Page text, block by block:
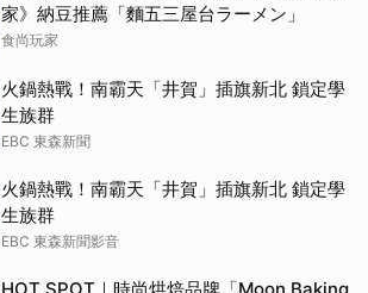
家》納豆推薦「麵五三屋台ラーメン」
食尚玩家
火鍋熱戰！南霸天「井賀」插旗新北 鎖定學
生族群
EBC 東森新聞
火鍋熱戰！南霸天「井賀」插旗新北 鎖定學
生族群
EBC 東森新聞影音
HOT SPOT｜時尚烘焙品牌「Moon Baking